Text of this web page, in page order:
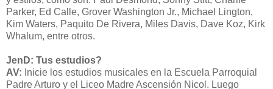
Parker, Ed Calle, Grover Washington Jr., Michael Lington,
Kim Waters, Paquito De Rivera, Miles Davis, Dave Koz, Kirk
Whalum, entre otros.
JenD: Tus estudios?
AV: Inicie los estudios musicales en la Escuela Parroquial
Padre Arturo y el Liceo Madre Ascensión Nicol. Luego